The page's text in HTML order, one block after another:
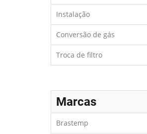
Instalação
Conversão de gás
Troca de filtro
Marcas
Brastemp